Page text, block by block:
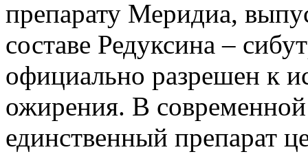
препарату Меридиа,
составе Редуксина –
официально разрешен к
ожирения. В
единственный препарат